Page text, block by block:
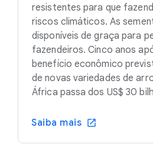
resistentes para que
riscos climáticos. As
disponíveis de graça para
fazendeiros. Cinco anos
benefício econômico
de novas variedades de
África passa dos US$ 30
Saiba mais